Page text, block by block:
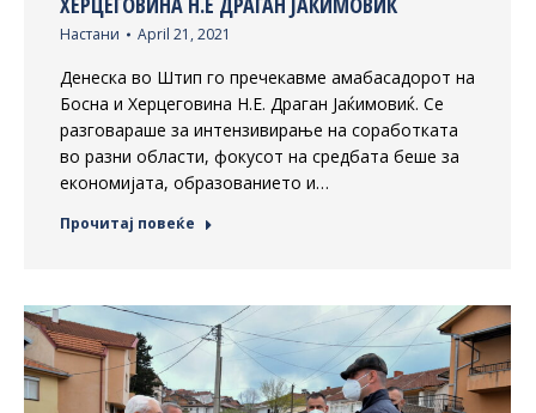
Настани April 21, 2021
Денеска во Штип го пречекавме амабасадорот на
Босна и Херцеговина Н.Е. Драган Јаќимовиќ. Се
разговараше за интензивирање на соработката
во разни области, фокусот на средбата беше за
економијата, образованието и…
Прочитај повеќе